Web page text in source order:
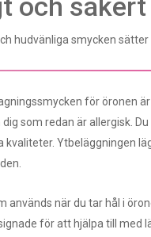
och
hudvänliga smycken
för öronen
dig som redan är allergisk.
kvaliteter. Ytbeläggningen
används när du tar hål i
för att hjälpa till med